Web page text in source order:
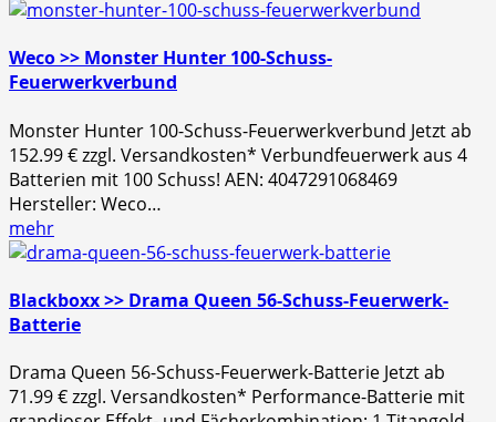
Weco >> Monster Hunter 100-Schuss-
Feuerwerkverbund
Monster Hunter 100-Schuss-Feuerwerkverbund Jetzt ab
152.99 € zzgl. Versandkosten* Verbundfeuerwerk aus 4
Batterien mit 100 Schuss! AEN: 4047291068469
Hersteller: Weco…
mehr
Blackboxx >> Drama Queen 56-Schuss-Feuerwerk-
Batterie
Drama Queen 56-Schuss-Feuerwerk-Batterie Jetzt ab
71.99 € zzgl. Versandkosten* Performance-Batterie mit